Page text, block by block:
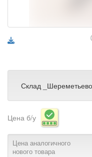
Склад
Цена б/у
Цена аналогичного
нового товара